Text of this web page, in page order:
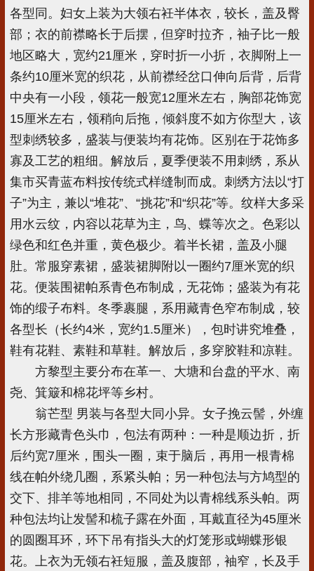
各型同。妇女上装为大领右衽半体衣，较长，盖及臀
部；衣的前襟略长于后摆，但穿时拉齐，袖子比一般
地区略大，宽约21厘米，穿时折一小折，衣脚附上一
条约10厘米宽的织花，从前襟经岔口伸向后背，后背
中央有一小段，领花一般宽12厘米左右，胸部花饰宽
15厘米左右，领稍向后拖，倾斜度不如方你型大，该
型刺绣较多，盛装与便装均有花饰。区别在于花饰多
寡及工艺的粗细。解放后，夏季便装不用刺绣，系从
集市买青蓝布料按传统式样缝制而成。刺绣方法以“打
子”为主，兼以“堆花”、“挑花”和“织花”等。纹样大多采
用水云纹，内容以花草为主，鸟、蝶等次之。色彩以
绿色和红色并重，黄色极少。着半长裙，盖及小腿
肚。常服穿素裙，盛装裙脚附以一圈约7厘米宽的织
花。便装围裙帕系青色布制成，无花饰；盛装为有花
饰的缎子布料。冬季裹腿，系用藏青色窄布制成，较
各型长（长约4米，宽约1.5厘米），包时讲究堆叠，
鞋有花鞋、素鞋和草鞋。解放后，多穿胶鞋和凉鞋。
方黎型主要分布在革一、大塘和台盘的平水、南
尧、箕簸和棉花坪等乡村。
翁芒型 男装与各型大同小异。女子挽云髻，外缠
长方形藏青色头巾，包法有两种：一种是顺边折，折
后约宽7厘米，围头一圈，束于脑后，再用一根青棉
线在帕外绕几圈，系紧头帕；另一种包法与方鸠型的
交下、排羊等地相同，不同处为以青棉线系头帕。两
种包法均让发髻和梳子露在外面，耳戴直径为45厘米
的圆圈耳环，环下吊有指头大的灯笼形或蝴蝶形银
花。上衣为无领右衽短服，盖及腹部，袖窄，长及手